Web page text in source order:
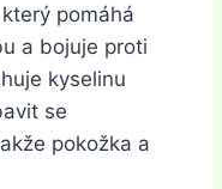
pomáhá
a bojuje proti
kyselinu
se
pokožka a